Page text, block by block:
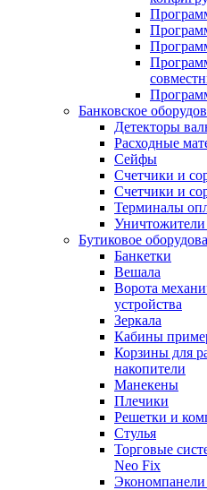
Банковское
Детекторы
Расходные
Сейфы
Счетчики и
Счетчики и
Терминалы
Бутиковое
Банкетки
Вешала
Ворота
устройства
Зеркала
Кабины
Корзины для
накопители
Манекены
Плечики
Решетки и
Стулья
Торговые
Neo Fix